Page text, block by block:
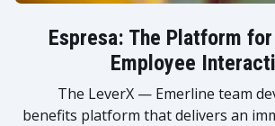
Espresa: The Platform
Employee
The LeverX — Emerline team
benefits platform that delivers an